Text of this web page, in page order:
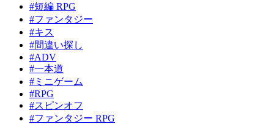
#短編 RPG
#ファンタジー
#キス
#間違い探し
#ADV
#一本道
#ミニゲーム
#RPG
#スピンオフ
#ファンタジー RPG